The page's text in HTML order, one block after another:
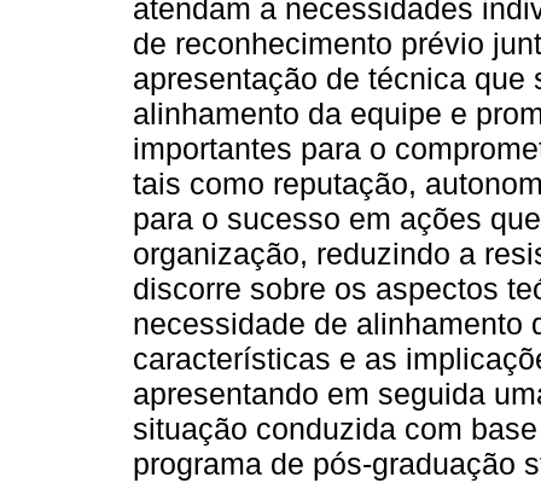
atendam a necessidades
de reconhecimento prévio
apresentação de técnica
alinhamento da equipe e
importantes para o
tais como reputação,
para o sucesso em ações
organização, reduzindo a
discorre sobre os aspectos
necessidade de alinhamento
características e as
apresentando em seguida
situação conduzida com
programa de pós-graduação